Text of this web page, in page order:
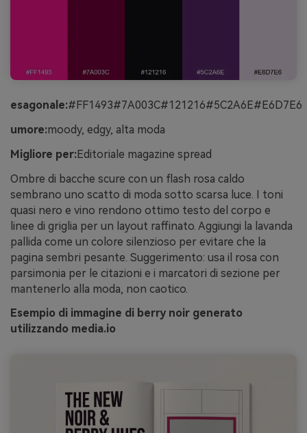
esagonale:#FF1493#7A003C#121216#5C2A6E#E6D7E6
umore:moody, edgy, alta moda
Migliore per:Editoriale magazine spread
Ombre di bacche scure con un flash rosa caldo
sembrano uno scatto di moda sotto scarsa luce. I toni
quasi nero e vino rendono ottimo testo del corpo e
linee di griglia per un layout raffinato. Aggiungi la lavanda
pallida come un colore silenzioso per evitare che la
pagina sembri pesante. Suggerimento: usa il rosa con
parsimonia per le citazioni e i marcatori di sezione per
mantenerlo alla moda, non caotico.
Esempio di immagine di berry noir generato
utilizzando media.io